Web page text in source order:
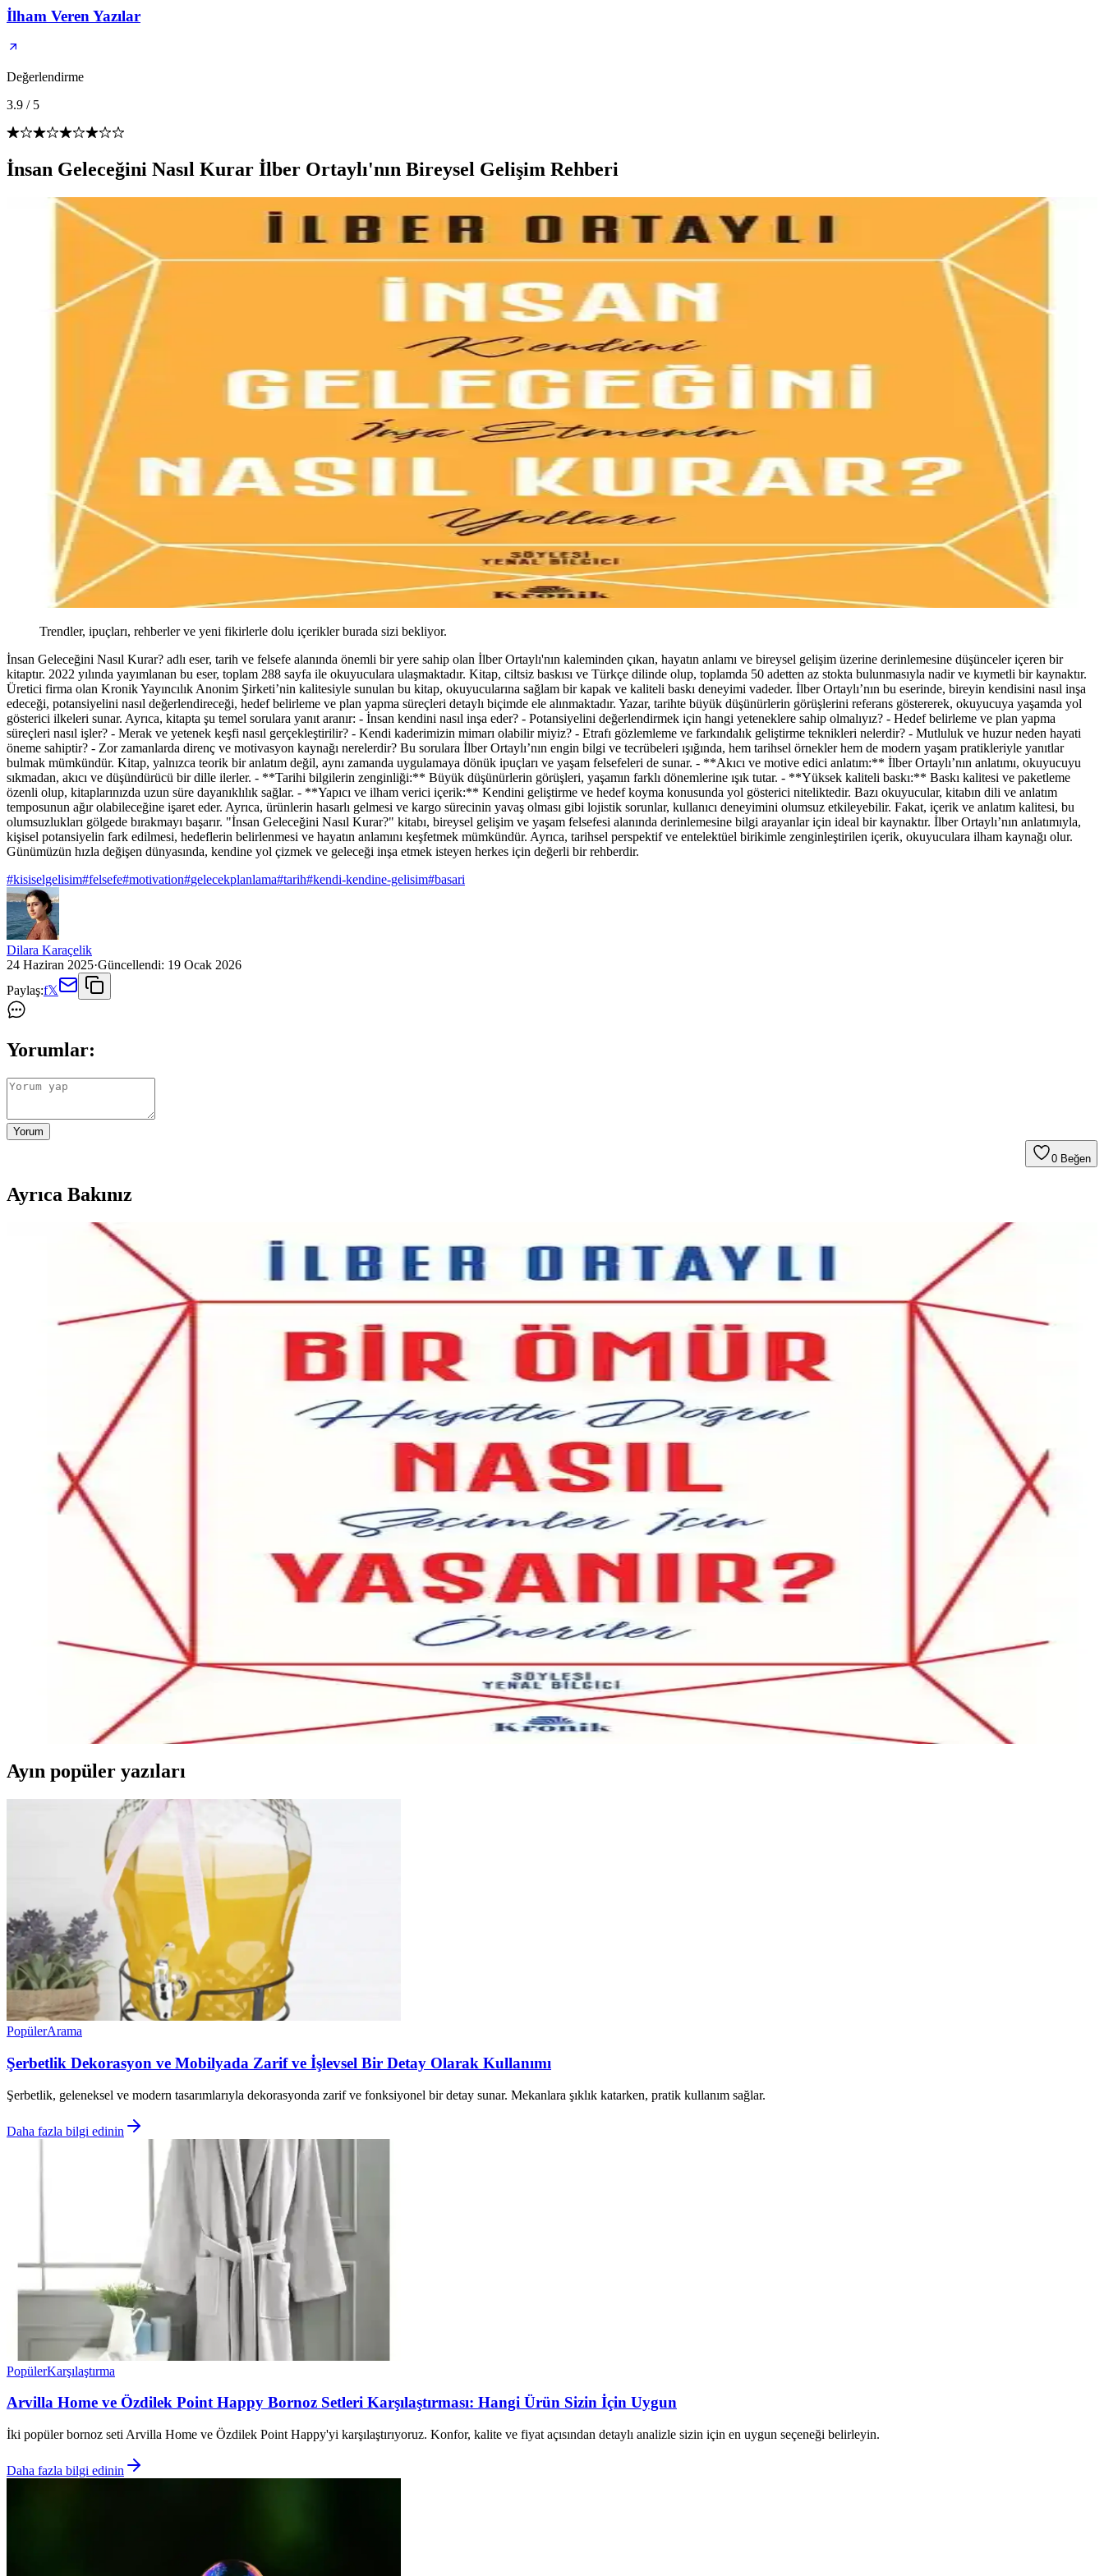
İlham Veren Yazılar
Değerlendirme
3.9 / 5
İnsan Geleceğini Nasıl Kurar İlber Ortaylı'nın Bireysel Gelişim Rehberi
Trendler, ipuçları, rehberler ve yeni fikirlerle dolu içerikler burada sizi bekliyor.
İnsan Geleceğini Nasıl Kurar? adlı eser, tarih ve felsefe alanında önemli bir yere sahip olan İlber Ortaylı'nın kaleminden çıkan, hayatın anlamı ve bireysel gelişim üzerine derinlemesine düşünceler içeren bir
kitaptır. 2022 yılında yayımlanan bu eser, toplam 288 sayfa ile okuyuculara ulaşmaktadır. Kitap, ciltsiz baskısı ve Türkçe dilinde olup, toplamda 50 adetten az stokta bulunmasıyla nadir ve kıymetli bir kaynaktır.
Üretici firma olan Kronik Yayıncılık Anonim Şirketi’nin kalitesiyle sunulan bu kitap, okuyucularına sağlam bir kapak ve kaliteli baskı deneyimi vadeder. İlber Ortaylı’nın bu eserinde, bireyin kendisini nasıl inşa
edeceği, potansiyelini nasıl değerlendireceği, hedef belirleme ve plan yapma süreçleri detaylı biçimde ele alınmaktadır. Yazar, tarihte büyük düşünürlerin görüşlerini referans göstererek, okuyucuya yaşamda yol
gösterici ilkeleri sunar. Ayrıca, kitapta şu temel sorulara yanıt aranır: - İnsan kendini nasıl inşa eder? - Potansiyelini değerlendirmek için hangi yeteneklere sahip olmalıyız? - Hedef belirleme ve plan yapma
süreçleri nasıl işler? - Merak ve yetenek keşfi nasıl gerçekleştirilir? - Kendi kaderimizin mimarı olabilir miyiz? - Etrafı gözlemleme ve farkındalık geliştirme teknikleri nelerdir? - Mutluluk ve huzur neden hayati
öneme sahiptir? - Zor zamanlarda direnç ve motivasyon kaynağı nerelerdir? Bu sorulara İlber Ortaylı’nın engin bilgi ve tecrübeleri ışığında, hem tarihsel örnekler hem de modern yaşam pratikleriyle yanıtlar
bulmak mümkündür. Kitap, yalnızca teorik bir anlatım değil, aynı zamanda uygulamaya dönük ipuçları ve yaşam felsefeleri de sunar. - **Akıcı ve motive edici anlatım:** İlber Ortaylı’nın anlatımı, okuyucuyu
sıkmadan, akıcı ve düşündürücü bir dille ilerler. - **Tarihi bilgilerin zenginliği:** Büyük düşünürlerin görüşleri, yaşamın farklı dönemlerine ışık tutar. - **Yüksek kaliteli baskı:** Baskı kalitesi ve paketleme
özenli olup, kitaplarınızda uzun süre dayanıklılık sağlar. - **Yapıcı ve ilham verici içerik:** Kendini geliştirme ve hedef koyma konusunda yol gösterici niteliktedir. Bazı okuyucular, kitabın dili ve anlatım
temposunun ağır olabileceğine işaret eder. Ayrıca, ürünlerin hasarlı gelmesi ve kargo sürecinin yavaş olması gibi lojistik sorunlar, kullanıcı deneyimini olumsuz etkileyebilir. Fakat, içerik ve anlatım kalitesi, bu
olumsuzlukları gölgede bırakmayı başarır. "İnsan Geleceğini Nasıl Kurar?" kitabı, bireysel gelişim ve yaşam felsefesi alanında derinlemesine bilgi arayanlar için ideal bir kaynaktır. İlber Ortaylı’nın anlatımıyla,
kişisel potansiyelin fark edilmesi, hedeflerin belirlenmesi ve hayatın anlamını keşfetmek mümkündür. Ayrıca, tarihsel perspektif ve entelektüel birikimle zenginleştirilen içerik, okuyuculara ilham kaynağı olur.
Günümüzün hızla değişen dünyasında, kendine yol çizmek ve geleceği inşa etmek isteyen herkes için değerli bir rehberdir.
#kisiselgelisim#felsefe#motivation#gelecekplanlama#tarih#kendi-kendine-gelisim#basari
Dilara Karaçelik
24 Haziran 2025·Güncellendi: 19 Ocak 2026
Paylaş:f𝕏
Yorumlar:
Yorum
0 Beğen
Ayrıca Bakınız
İçimdeki: Ruhsal Dönüşüm ve Farkındalık Yolculuğunu Anlatan Ece Ergönenç'in Romanı
İçimdeki, Ece Ergönenç’in içsel dönüşüm ve farkındalık odaklı romanı, ruhsal gelişim ve kişisel potansiyeli keşfetmek isteyenlere ilham veriyor.
Doğan Cüceloğlu'nun Psikoloji ve İletişim Üzerine Öğretileri ve Etkileri
Doğan Cüceloğlu'nun psikoloji ve iletişim konusundaki çalışmaları, kişisel gelişim ve ilişkilerde fark yaratmanızı sağlar. Öğretileriyle yaşamınızda pozitif dönüşümler yapın.
Şu Hortumlu Dünyada Fil Yalnız Bir Hayvandır Kitabı: Kişisel Gelişim ve Hayatın Anlamı Üzerine Analiz
Ahmet Şerif İzgören'in 'Şu Hortumlu Dünyada Fil Yalnız Bir Hayvandır' kitabı, yaşamın karmaşık yönlerini sade ve etkili anlatımıyla içsel farkındalık ve iletişimin gücünü vurgular.
Babil’in En Zengin Adamı: Finansal Başarı ve Kişisel Gelişim İçin Temel Rehber
George Samuel Clason’ın Babil’in En Zengin Adamı kitabı, finans ve kişisel gelişim alanında önemli bilgiler sunar. Pratik ve motive edici içeriğiyle finansal başarıya ulaşmanın yollarını anlatır.
İz Bıraktığın Kadar Varsın: Esra Ezmeci'nin Kişisel Gelişim ve İlişkiler Rehberi
Esra Ezmeci'nin kitabı, kişisel gelişim ve ilişkilerde özgüveni artırmayı, iletişimi güçlendirmeyi ve kalıcı izler bırakmayı öğütleyen etkili stratejiler sunuyor.
Dış Güzellik Yasaklansın Ruh Güzelliğine Odaklanma Rehberi
Yasemin Sakallıoğlu'nun 2021 yılında yayımlanan bu kısa kitap, dış görünüşün geçici olduğunu, ruh güzelliğinin kalıcı olduğunu vurgulayarak içsel güç ve özgüveni teşvik ediyor.
Etkili İnsanların 7 Alışkanlığı: Kişisel ve Profesyonel Başarı İçin Temel İlkeler
Stephen R. Covey'nin 7 alışkanlığı, kişisel ve profesyonel yaşamda başarıyı artırmak için temel ilkeleri sunar. İlke merkezli yaklaşımıyla yaşamınızı dönüştürmenize yardımcı olur.
İlber Ortaylı’nın 'Bir Ömür Nasıl Yaşanır?' Kitabı Üzerine Kapsamlı Bir Analiz ve Değerlendirme
İlber Ortaylı’nın 'Bir Ömür Nasıl Yaşanır?' kitabı, yaşam döngüsü, kişisel gelişim ve yaşam felsefesi konularında derin bilgiler sunar, hayatı anlamlandırmak isteyenler için rehberlik sağlar.
Ayın popüler yazıları
PopülerArama
Şerbetlik Dekorasyon ve Mobilyada Zarif ve İşlevsel Bir Detay Olarak Kullanımı
Şerbetlik, geleneksel ve modern tasarımlarıyla dekorasyonda zarif ve fonksiyonel bir detay sunar. Mekanlara şıklık katarken, pratik kullanım sağlar.
Daha fazla bilgi edinin
PopülerKarşılaştırma
Arvilla Home ve Özdilek Point Happy Bornoz Setleri Karşılaştırması: Hangi Ürün Sizin İçin Uygun
İki popüler bornoz seti Arvilla Home ve Özdilek Point Happy'yi karşılaştırıyoruz. Konfor, kalite ve fiyat açısından detaylı analizle sizin için en uygun seçeneği belirleyin.
Daha fazla bilgi edinin